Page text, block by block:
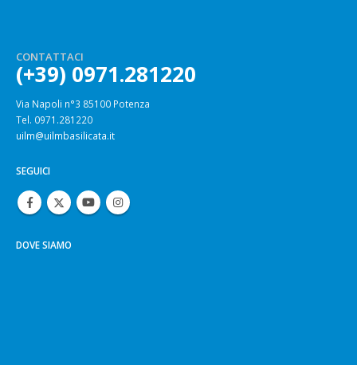
CONTATTACI
(+39) 0971.281220
Via Napoli n°3 85100 Potenza
Tel. 0971.281220
uilm@uilmbasilicata.it
SEGUICI
DOVE SIAMO